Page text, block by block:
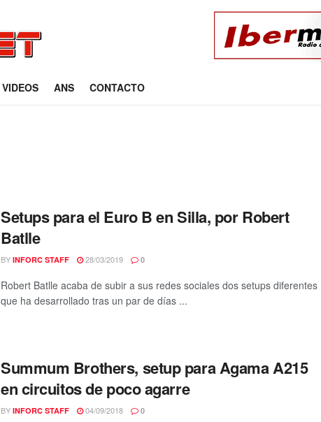
VIDEOS ANS CONTACTO
Setups para el Euro B en Silla, por Robert
Batlle
BY INFORC STAFF 28/03/2019 0
Robert Batlle acaba de subir a sus redes sociales dos setups diferentes
que ha desarrollado tras un par de días ...
Summum Brothers, setup para Agama A215
en circuitos de poco agarre
BY INFORC STAFF 04/09/2018 0